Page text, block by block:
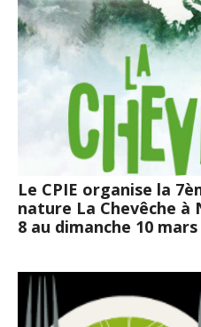
Le CPIE organise la
nature La Chevêche à
8 au dimanche 10 mars